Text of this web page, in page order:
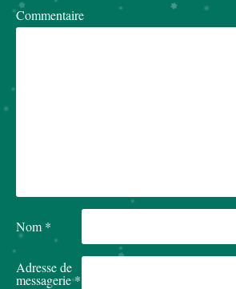
Commentaire
Nom *
Adresse de
messagerie*